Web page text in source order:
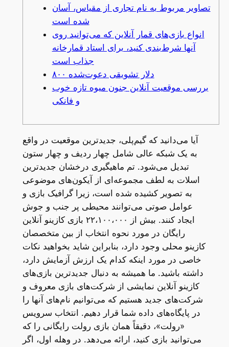
تصاویر مربوط به نام تجاری از مقیاس، آسان
شده است
انواع بازی‌های قمار آنلاین که می‌توانید روی
آنها شرط‌بندی کنید، برای استاد قمارخانه
جذاب است
۸۰۰ دلار تشویقی دعوت‌شده
بررسی موقعیت آنلاین جنون میوه تازه خوب
و فانکی
آیا می‌دانید که گیم‌پلی، جدیدترین موقعیت در واقع
به یک شبکه عالی شامل چهار ردیف و چهار ستون
تبدیل می‌شود. تم ماهیگیری درخشان جدیدترین
اسلات به لطف مجموعه‌ای از آیکون‌های موضوعی
به تصویر کشیده شده است، زیرا گرافیک بازی و
عوامل صوتی می‌توانند محیطی پر جنب و جوش
ایجاد کنند. بیش از ۲۲،۱۰۰،۰۰۰ بازی کازینو آنلاین
رایگان در مورد نحوه انتخاب از بین متخصصان
کازینو محلی وجود دارد، بنابراین شاید بخواهید نکات
خاصی در مورد اینکه کدام یک ارزش آزمایش دارد،
داشته باشید. ما همیشه به دنبال جدیدترین بازی‌های
کازینو آنلاین نمایشی از شرکت‌های بازی معروف و
شرکت‌های جدید هستیم که می‌توانیم نام‌های آنها را
در پایگاه‌های داده شما قرار دهیم. انتخاب سرویس
«رولت»، دقیقاً همان بازی رولت رایگانی را که
می‌توانید بازی کنید، ارائه می‌دهد. در وهله اول، اگر